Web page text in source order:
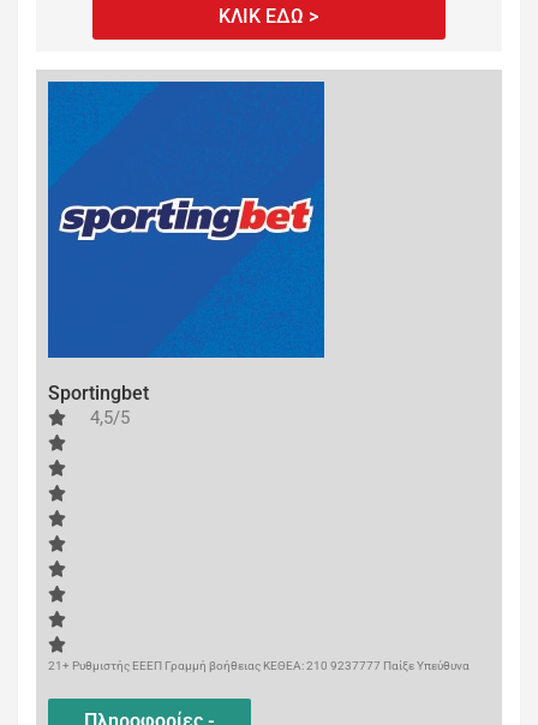
ΚΛΙΚ ΕΔΩ >
Sportingbet
4,5/5
21+ Ρυθμιστής ΕΕΕΠ Γραμμή βοήθειας ΚΕΘΕΑ: 210 9237777 Παίξε Υπεύθυνα